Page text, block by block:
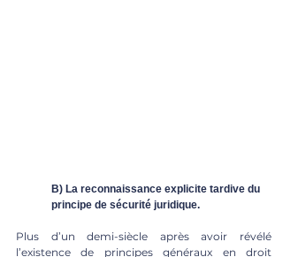
B) La reconnaissance explicite tardive du
principe de sécurité juridique.
Plus d’un demi-siècle après avoir révélé
l’existence de principes généraux en droit